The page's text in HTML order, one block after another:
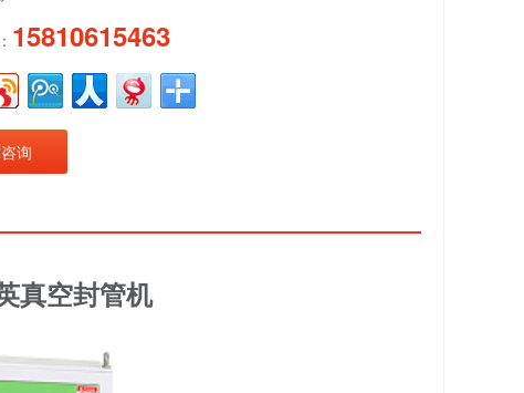
15810615463
询
真空封管机